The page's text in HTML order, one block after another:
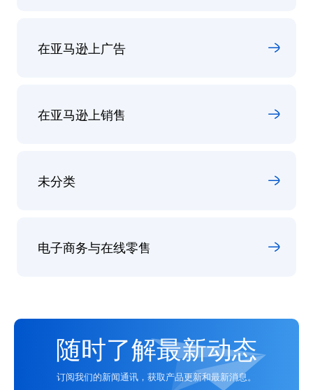
在亚马逊上广告
在亚马逊上销售
未分类
电子商务与在线零售
随时了解最新动态
订阅我们的新闻通讯，获取产品更新和最新消息。